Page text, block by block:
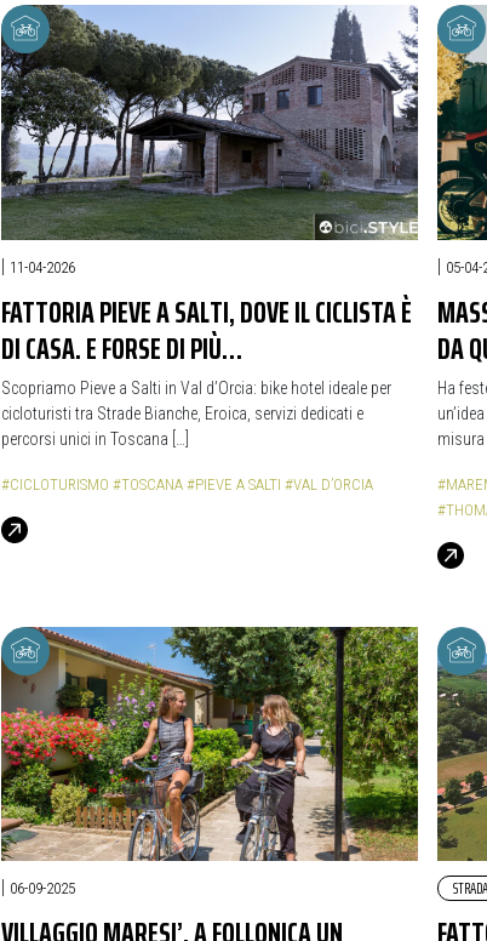
| 11-04-2026
FATTORIA PIEVE A SALTI, DOVE IL CICLISTA È
DI CASA. E FORSE DI PIÙ…
Scopriamo Pieve a Salti in Val d’Orcia: bike hotel ideale per
cicloturisti tra Strade Bianche, Eroica, servizi dedicati e
percorsi unici in Toscana […]
#CICLOTURISMO #TOSCANA #PIEVE A SALTI #VAL D’ORCIA
| 05-04-
DA
Ha
misura
| 06-09-2025 STRADA